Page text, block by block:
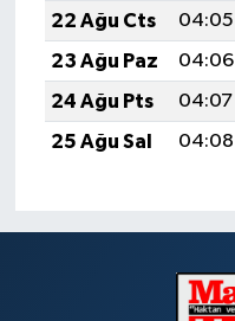
22 Ağu Cts
04:05
23 Ağu Paz
04:06
24 Ağu Pts
04:07
25 Ağu Sal
04:08